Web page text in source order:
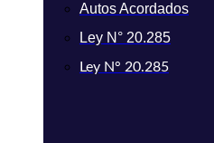
Autos Acordados
Ley N° 20.285
Ley N° 20.285